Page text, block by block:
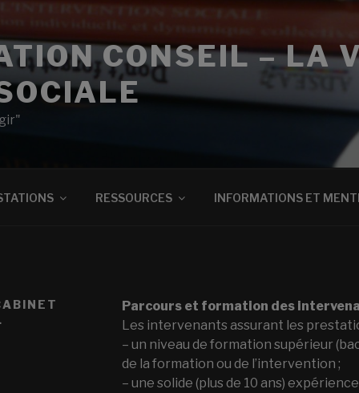
CONSEIL – LA
RESSOURCES INFORMATIONS ET
Parcours et formation des
Les intervenants assurant les
– un niveau de formation supérieur
de la formation ou de l’intervention ;
– une solide (plus de 10 ans)